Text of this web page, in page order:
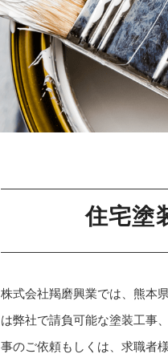
住宅塗
株式会社羯磨興業では、熊本
は弊社で請負可能な塗装工事
事のご依頼もしくは、求職者